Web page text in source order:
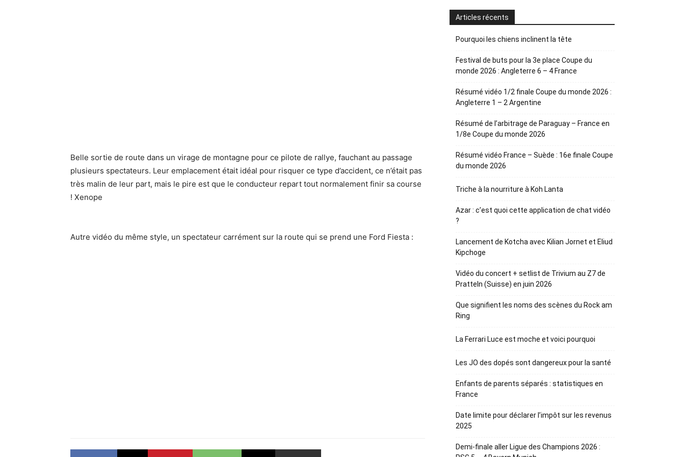
Belle sortie de route dans un virage de montagne pour ce pilote de rallye, fauchant au passage
plusieurs spectateurs. Leur emplacement était idéal pour risquer ce type d’accident, ce n’était pas
très malin de leur part, mais le pire est que le conducteur repart tout normalement finir sa course
! Xenope
Autre vidéo du même style, un spectateur carrément sur la route qui se prend une Ford Fiesta :
Articles récents
Pourquoi les chiens inclinent la tête
Festival de buts pour la 3e place Coupe du
monde 2026 : Angleterre 6 – 4 France
Résumé vidéo 1/2 finale Coupe du monde 2026 :
Angleterre 1 – 2 Argentine
Résumé de l’arbitrage de Paraguay – France en
1/8e Coupe du monde 2026
Résumé vidéo France – Suède : 16e finale Coupe
du monde 2026
Triche à la nourriture à Koh Lanta
Azar : c’est quoi cette application de chat vidéo
?
Lancement de Kotcha avec Kilian Jornet et Eliud
Kipchoge
Vidéo du concert + setlist de Trivium au Z7 de
Pratteln (Suisse) en juin 2026
Que signifient les noms des scènes du Rock am
Ring
La Ferrari Luce est moche et voici pourquoi
Les JO des dopés sont dangereux pour la santé
Enfants de parents séparés : statistiques en
France
Date limite pour déclarer l’impôt sur les revenus
2025
Demi-finale aller Ligue des Champions 2026 :